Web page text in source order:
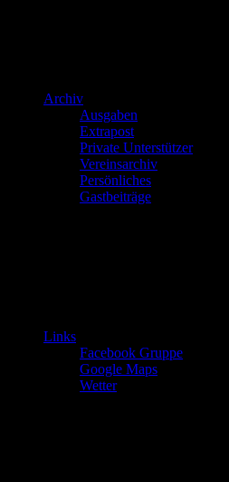
Archiv
Ausgaben
Extrapost
Private Unterstützer
Vereinsarchiv
Persönliches
Gastbeiträge
Links
Facebook Gruppe
Google Maps
Wetter